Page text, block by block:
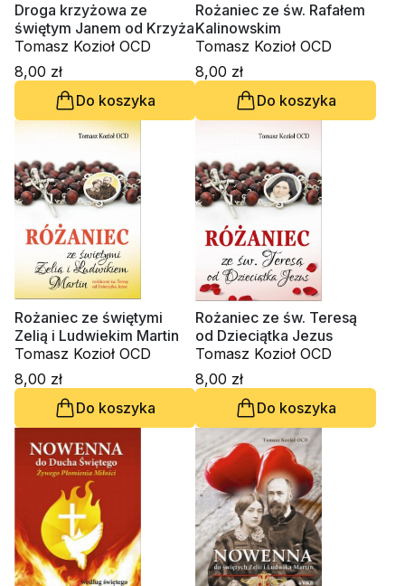
Droga krzyżowa ze
świętym Janem od Krzyża
Tomasz Kozioł OCD
8,00 zł
Do koszyka
Rożaniec ze św. Rafałem
Kalinowskim
Tomasz Kozioł OCD
8,00 zł
Do koszyka
Rożaniec ze świętymi
Zelią i Ludwiekim Martin
Tomasz Kozioł OCD
8,00 zł
Do koszyka
Rożaniec ze św. Teresą
od Dzieciątka Jezus
Tomasz Kozioł OCD
8,00 zł
Do koszyka